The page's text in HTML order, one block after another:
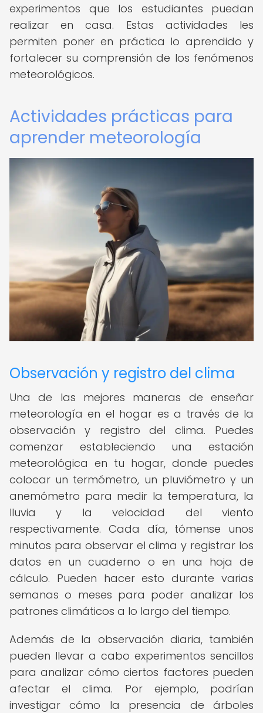
experimentos que los estudiantes puedan
realizar en casa. Estas actividades les
permiten poner en práctica lo aprendido y
fortalecer su comprensión de los fenómenos
meteorológicos.
Actividades prácticas para
aprender meteorología
Observación y registro del clima
Una de las mejores maneras de enseñar
meteorología en el hogar es a través de la
observación y registro del clima. Puedes
comenzar estableciendo una estación
meteorológica en tu hogar, donde puedes
colocar un termómetro, un pluviómetro y un
anemómetro para medir la temperatura, la
lluvia y la velocidad del viento
respectivamente. Cada día, tómense unos
minutos para observar el clima y registrar los
datos en un cuaderno o en una hoja de
cálculo. Pueden hacer esto durante varias
semanas o meses para poder analizar los
patrones climáticos a lo largo del tiempo.
Además de la observación diaria, también
pueden llevar a cabo experimentos sencillos
para analizar cómo ciertos factores pueden
afectar el clima. Por ejemplo, podrían
investigar cómo la presencia de árboles